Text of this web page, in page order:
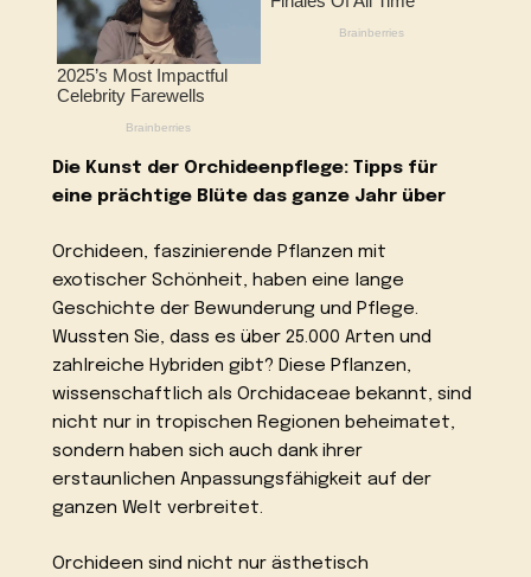
Die Kunst der Orchideenpflege: Tipps für
eine prächtige Blüte das ganze Jahr über
Orchideen, faszinierende Pflanzen mit
exotischer Schönheit, haben eine lange
Geschichte der Bewunderung und Pflege.
Wussten Sie, dass es über 25.000 Arten und
zahlreiche Hybriden gibt? Diese Pflanzen,
wissenschaftlich als Orchidaceae bekannt, sind
nicht nur in tropischen Regionen beheimatet,
sondern haben sich auch dank ihrer
erstaunlichen Anpassungsfähigkeit auf der
ganzen Welt verbreitet.
Orchideen sind nicht nur ästhetisch